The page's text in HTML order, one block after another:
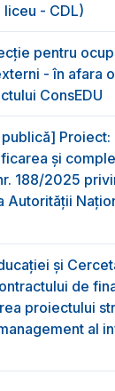
- CDL)
pentru
- în afara
ConsEDU
și
188/2025
Autorităţii
și
de
proiectului
al